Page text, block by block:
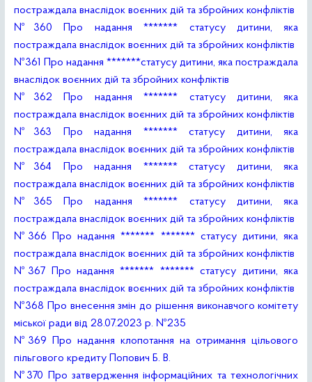
постраждала внаслідок воєнних дій та збройних конфліктів
№360 Про надання ******* статусу дитини, яка
постраждала внаслідок воєнних дій та збройних конфліктів
№361 Про надання *******статусу дитини, яка постраждала
внаслідок воєнних дій та збройних конфліктів
№362 Про надання ******* статусу дитини, яка
постраждала внаслідок воєнних дій та збройних конфліктів
№363 Про надання ******* статусу дитини, яка
постраждала внаслідок воєнних дій та збройних конфліктів
№364 Про надання ******* статусу дитини, яка
постраждала внаслідок воєнних дій та збройних конфліктів
№365 Про надання ******* статусу дитини, яка
постраждала внаслідок воєнних дій та збройних конфліктів
№366 Про надання ******* ******* статусу дитини, яка
постраждала внаслідок воєнних дій та збройних конфліктів
№367 Про надання ******* ******* статусу дитини, яка
постраждала внаслідок воєнних дій та збройних конфліктів
№368 Про внесення змін до рішення виконавчого комітету
міської ради від 28.07.2023 р. №235
№369 Про надання клопотання на отримання цільового
пільгового кредиту Попович Б. В.
№370 Про затвердження інформаційних та технологічних